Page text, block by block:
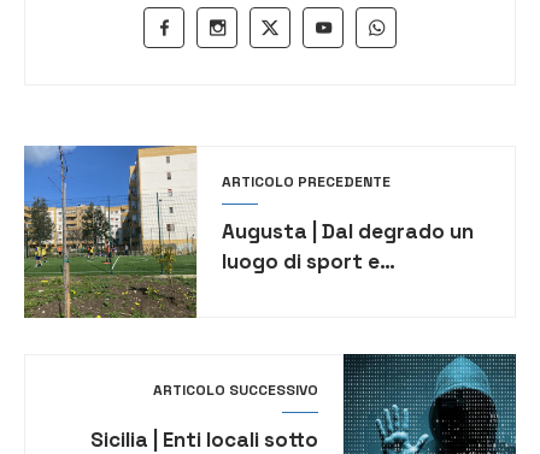
ARTICOLO PRECEDENTE
Augusta | Dal degrado un
luogo di sport e
ARTICOLO SUCCESSIVO
Sicilia | Enti locali sotto